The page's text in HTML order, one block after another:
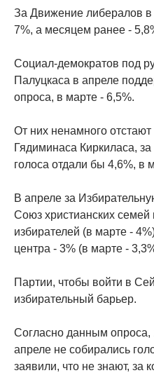
За Движение либералов
7%, а месяцем ранее -
Социал-демократов под
Палуцкаса в апреле
опроса, в марте - 6,5%.
От них ненамного отстают
Гядиминаса Киркиласа,
голоса отдали бы 4,6%, в
В апреле за
Союз христианских
избирателей (в марте -
центра - 3% (в марте -
Партии, чтобы войти в
избирательный барьер.
Согласно данным опроса,
апреле не собирались
заявили, что не знают, за